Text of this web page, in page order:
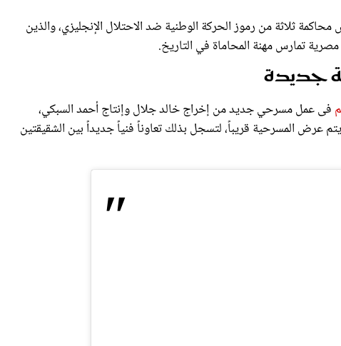
محاكمة ثلاثة من رموز الحركة الوطنية ضد الاحتلال الإنجليزي، والذين
مصرية تمارس مهنة المحاماة في التاريخ.
جديدة
فى عمل مسرحي جديد من إخراج خالد جلال وإنتاج أحمد السبكي،
المسرحية قريباً، لتسجل بذلك تعاوناً فنياً جديداً بين الشقيقتين